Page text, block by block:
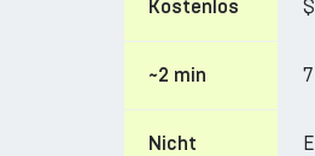
Kostenlos
~2 min
Nicht